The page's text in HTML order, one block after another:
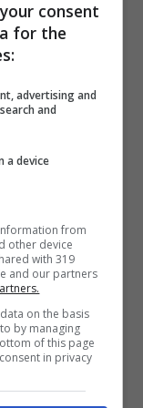
di
tutti.
Prato
consent
for the
advertising and
and
a device
from
other device
with 319
and our partners
on the basis
by managing
of this page
in privacy